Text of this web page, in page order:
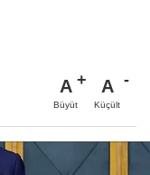
A
Büyüt
A
Küçült